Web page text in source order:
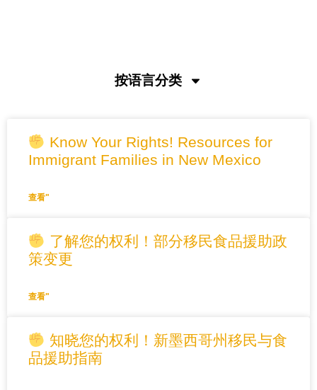
按语言分类
Know Your Rights! Resources for
Immigrant Families in New Mexico
查看"
了解您的权利！部分移民食品援助政
策变更
查看"
知晓您的权利！新墨西哥州移民与食
品援助指南